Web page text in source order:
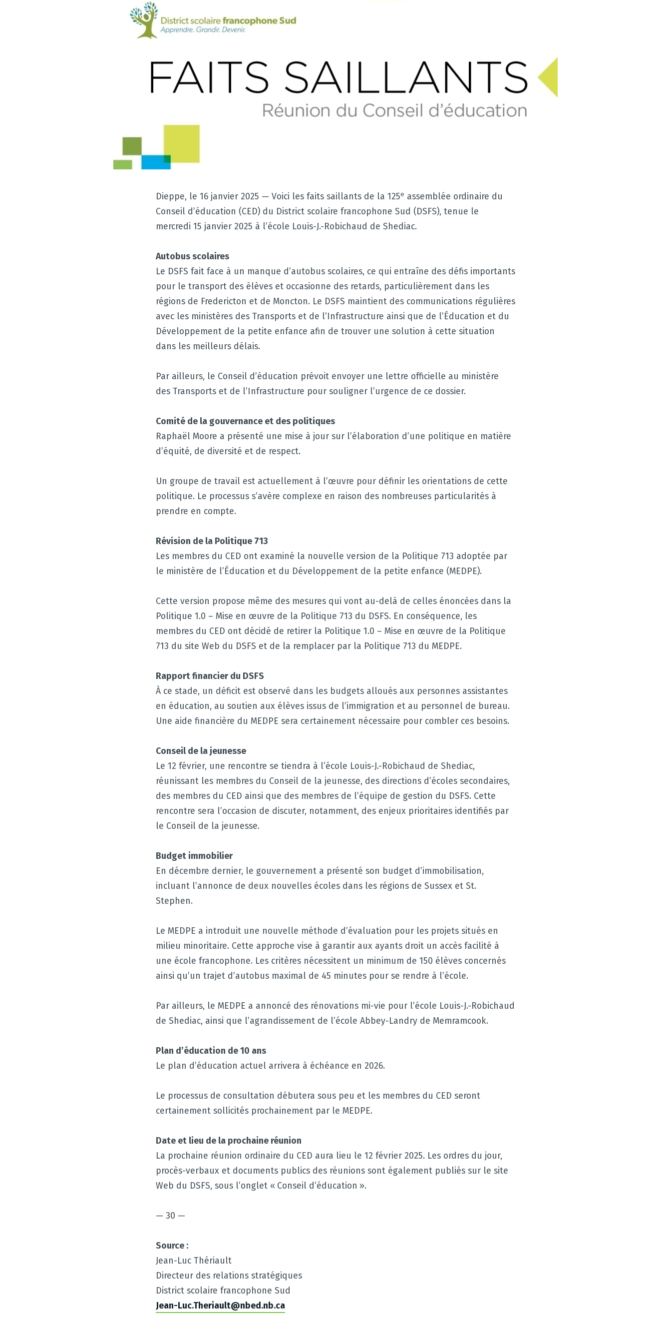
Dieppe, le 16 janvier 2025 — Voici les faits saillants de la 125e assemblée ordinaire du
Conseil d’éducation (CED) du District scolaire francophone Sud (DSFS), tenue le
mercredi 15 janvier 2025 à l’école Louis-J.-Robichaud de Shediac.
Autobus scolaires
Le DSFS fait face à un manque d’autobus scolaires, ce qui entraîne des défis importants
pour le transport des élèves et occasionne des retards, particulièrement dans les
régions de Fredericton et de Moncton. Le DSFS maintient des communications régulières
avec les ministères des Transports et de l’Infrastructure ainsi que de l’Éducation et du
Développement de la petite enfance afin de trouver une solution à cette situation
dans les meilleurs délais.
Par ailleurs, le Conseil d’éducation prévoit envoyer une lettre officielle au ministère
des Transports et de l’Infrastructure pour souligner l’urgence de ce dossier.
Comité de la gouvernance et des politiques
Raphaël Moore a présenté une mise à jour sur l’élaboration d’une politique en matière
d’équité, de diversité et de respect.
Un groupe de travail est actuellement à l’œuvre pour définir les orientations de cette
politique. Le processus s’avère complexe en raison des nombreuses particularités à
prendre en compte.
Révision de la Politique 713
Les membres du CED ont examiné la nouvelle version de la Politique 713 adoptée par
le ministère de l’Éducation et du Développement de la petite enfance (MEDPE).
Cette version propose même des mesures qui vont au-delà de celles énoncées dans la
Politique 1.0 – Mise en œuvre de la Politique 713 du DSFS. En conséquence, les
membres du CED ont décidé de retirer la Politique 1.0 – Mise en œuvre de la Politique
713 du site Web du DSFS et de la remplacer par la Politique 713 du MEDPE.
Rapport financier du DSFS
À ce stade, un déficit est observé dans les budgets alloués aux personnes assistantes
en éducation, au soutien aux élèves issus de l’immigration et au personnel de bureau.
Une aide financière du MEDPE sera certainement nécessaire pour combler ces besoins.
Conseil de la jeunesse
Le 12 février, une rencontre se tiendra à l’école Louis-J.-Robichaud de Shediac,
réunissant les membres du Conseil de la jeunesse, des directions d’écoles secondaires,
des membres du CED ainsi que des membres de l’équipe de gestion du DSFS. Cette
rencontre sera l’occasion de discuter, notamment, des enjeux prioritaires identifiés par
le Conseil de la jeunesse.
Budget immobilier
En décembre dernier, le gouvernement a présenté son budget d’immobilisation,
incluant l’annonce de deux nouvelles écoles dans les régions de Sussex et St.
Stephen.
Le MEDPE a introduit une nouvelle méthode d’évaluation pour les projets situés en
milieu minoritaire. Cette approche vise à garantir aux ayants droit un accès facilité à
une école francophone. Les critères nécessitent un minimum de 150 élèves concernés
ainsi qu’un trajet d’autobus maximal de 45 minutes pour se rendre à l’école.
Par ailleurs, le MEDPE a annoncé des rénovations mi-vie pour l’école Louis-J.-Robichaud
de Shediac, ainsi que l’agrandissement de l’école Abbey-Landry de Memramcook.
Plan d’éducation de 10 ans
Le plan d’éducation actuel arrivera à échéance en 2026.
Le processus de consultation débutera sous peu et les membres du CED seront
certainement sollicités prochainement par le MEDPE.
Date et lieu de la prochaine réunion
La prochaine réunion ordinaire du CED aura lieu le 12 février 2025. Les ordres du jour,
procès-verbaux et documents publics des réunions sont également publiés sur le site
Web du DSFS, sous l’onglet « Conseil d’éducation ».
— 30 —
Source :
Jean-Luc Thériault
Directeur des relations stratégiques
District scolaire francophone Sud
Jean-Luc.Theriault@nbed.nb.ca